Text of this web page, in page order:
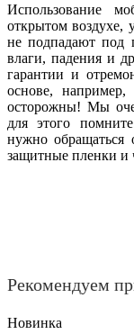
Использование
открытом воздухе,
не подпадают под
влаги, падения и
гарантии и
основе, например,
осторожны! Мы
для этого
нужно обращаться
защитные пленки и
Рекомендуем
Новинка